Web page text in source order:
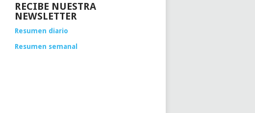
RECIBE NUESTRA
NEWSLETTER
Resumen diario
Resumen semanal